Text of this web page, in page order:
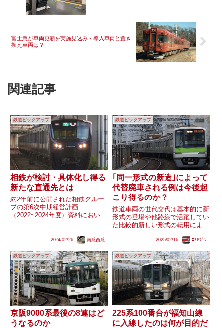
富士急が車両更新を実施見込み・導入車両と置き
換え車両は？
関連記事
鉄道ピックアップ
相鉄が検討・具体化し得る
新たな直通先とは
約2年前に公開された相鉄グルー
プの第6次中期経営計画
（2022~2024年度）資料におい
れています。相模鉄道は、現在ま
互直通運転を実現させ、それに合
わ...
2024/02/26 南瓜西瓜
鉄道ピックアップ
｢同一形式の新造｣によって
代替廃車される例は今後起
こり得るのか？
鉄道車両の世代交代は基本的に新
形式の登場や他路線で活躍してい
た比較的新しい形式の転用によっ
線のE231系といった同一形式の
す。しかし、国鉄末期の0系新幹
線や近年でも都営新宿線の10...
2025/02/16 ｴｽｾﾌﾞﾝ
鉄道ピックアップ
京阪9000系最後の8連はど
うなるのか
鉄道ピックアップ
225系100番台が福知山線
に入線したのは何が目的だ